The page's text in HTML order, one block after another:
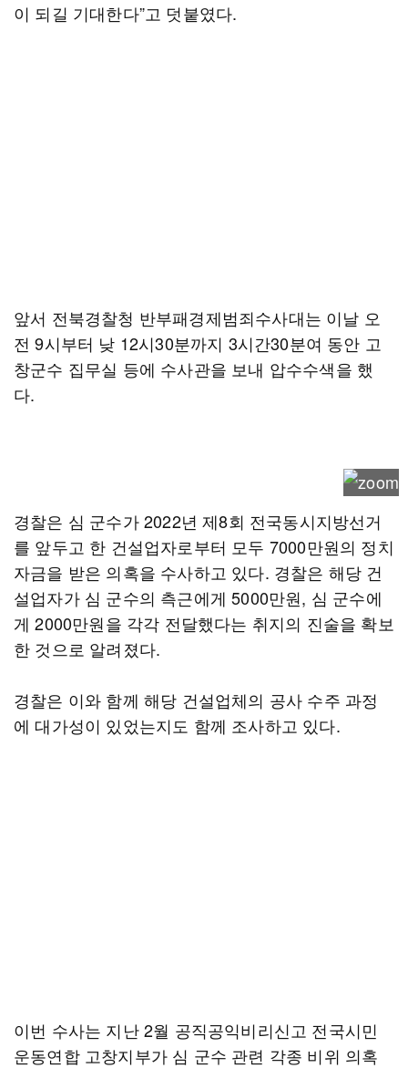
이 되길 기대한다”고 덧붙였다.
앞서 전북경찰청 반부패경제범죄수사대는 이날 오
전 9시부터 낮 12시30분까지 3시간30분여 동안 고
창군수 집무실 등에 수사관을 보내 압수수색을 했
다.
경찰은 심 군수가 2022년 제8회 전국동시지방선거
를 앞두고 한 건설업자로부터 모두 7000만원의 정치
자금을 받은 의혹을 수사하고 있다. 경찰은 해당 건
설업자가 심 군수의 측근에게 5000만원, 심 군수에
게 2000만원을 각각 전달했다는 취지의 진술을 확보
한 것으로 알려졌다.
경찰은 이와 함께 해당 건설업체의 공사 수주 과정
에 대가성이 있었는지도 함께 조사하고 있다.
이번 수사는 지난 2월 공직공익비리신고 전국시민
운동연합 고창지부가 심 군수 관련 각종 비위 의혹